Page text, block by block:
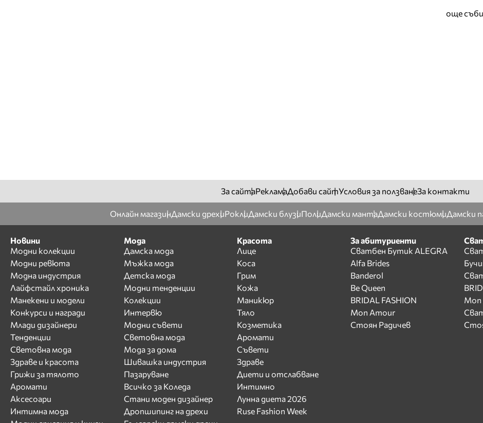
още
За сайтаРекламаДобави сайтУсловия за ползванеЗа контакти
Онлайн магазинДамски дрехиРоклиДамски блузиПолиДамски мантаДамски костюмиДамски
Новини
Модни колекции
Модни ревюта
Модна индустрия
Лайфстайл хроника
Манекени и модели
Конкурси и награди
Млади дизайнери
Тенденции
Световна мода
Здраве и красота
Грижи за тялото
Аромати
Аксесоари
Интимна мода
Мода
Дамска мода
Мъжка мода
Детска мода
Модни тенденции
Колекции
Интервю
Модни съвети
Световна мода
Мода за дома
Шивашка индустрия
Пазаруване
Всичко за Коледа
Стани моден дизайнер
Дропшипинг на дрехи
Красота
Лице
Коса
Грим
Кожа
Маникюр
Тяло
Козметика
Аромати
Съвети
Здраве
Диети и отслабване
Интимно
Лунна диета 2026
Ruse Fashion Week
За абитуриенти
Сватбен Бутик ALEGRA
Alfa Brides
Banderol
Be Queen
BRIDAL FASHION
Mon Amour
Стоян Радичев
Mon